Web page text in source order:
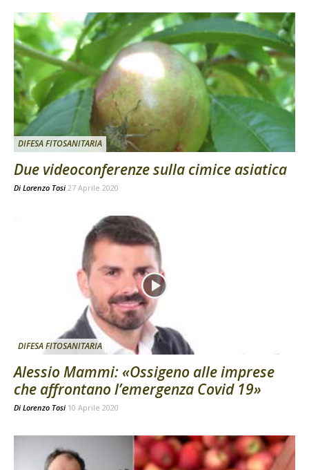
DIFESA FITOSANITARIA
Due videoconferenze sulla cimice asiatica
Di Lorenzo Tosi 27 Aprile 2020
DIFESA FITOSANITARIA
Alessio Mammi: «Ossigeno alle imprese
che affrontano l’emergenza Covid 19»
Di Lorenzo Tosi 10 Aprile 2020